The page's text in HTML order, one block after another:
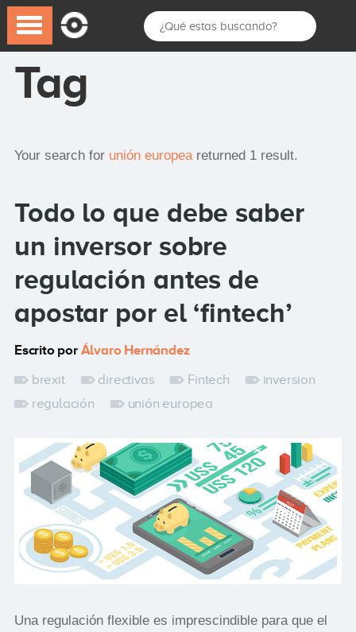
Tag
Your search for unión europeareturned 1 result.
Todo lo que debe saber
un inversor sobre
regulación antes de
apostar por el ‘fintech’
Escrito por Álvaro Hernández
brexit
directivas Fintech
inversion
regulación
unión europea
Una regulación flexible es imprescindible para que el